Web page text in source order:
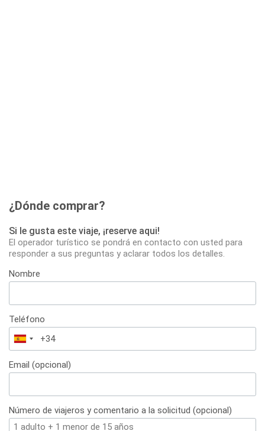
¿Dónde comprar?
Si le gusta este viaje, ¡reserve aqui!
El operador turístico se pondrá en contacto con usted para
responder a sus preguntas y aclarar todos los detalles.
Nombre
Teléfono
España
+34
Email (opcional)
Número de viajeros y comentario a la solicitud (opcional)